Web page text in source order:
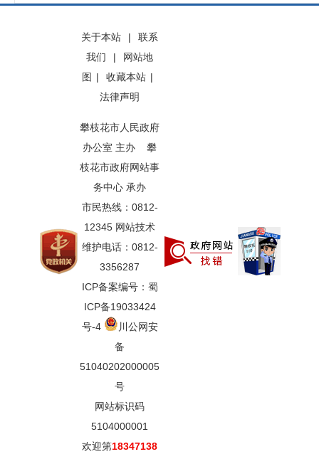
关于本站 |
联系
我们
|
网站地
图 | 收藏本站 |
法律声明
攀枝花市人民政府
办公室 主办 攀
枝花市政府网站事
务中心 承办
市民热线：0812-
12345 网站技术
维护电话：0812-
3356287
ICP备案编号：蜀
ICP备19033424
号-4
川公网安
备
51040202000005
号
网站标识码
5104000001
欢迎第18347138